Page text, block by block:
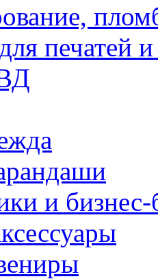
печатей
и